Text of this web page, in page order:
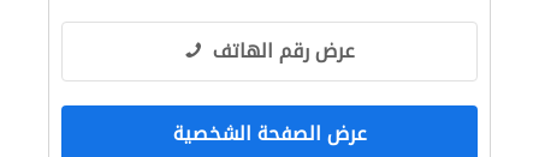
عرض رقم الهاتف
عرض الصفحة الشخصية